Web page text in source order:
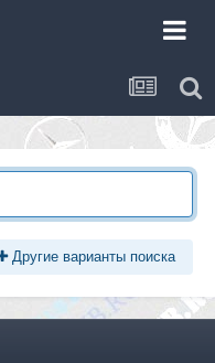
Другие варианты поиска